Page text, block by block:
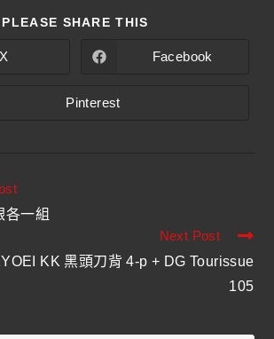
PLEASE SHARE THIS
X Facebook
Pinterest
各一組
Next Post
KK 黑頭刀背 4-p + DG Tourissue
105